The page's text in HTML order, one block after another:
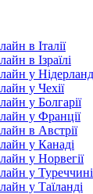
в Італії
в Ізраїлі
у
у Чехії
у Болгарії
у Франції
в Австрії
у Канаді
у Норвегії
у Туреччині
у Таїланді